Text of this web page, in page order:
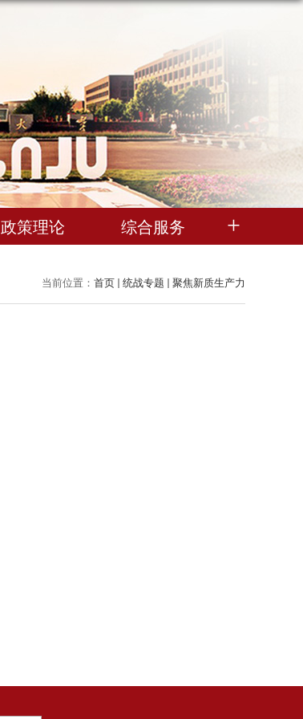
政策理论 综合服务
当前位置： 首页 统战专题 聚焦新质生产力